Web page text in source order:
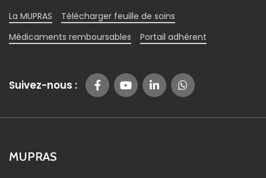
La MUPRAS
Télécharger feuille de soins
Médicaments remboursables
Portail adhérent
Suivez-nous :
MUPRAS